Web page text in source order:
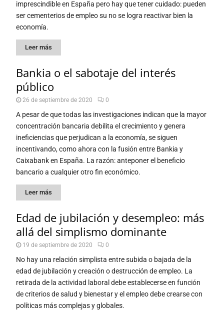
imprescindible en España pero hay que tener cuidado: pueden
ser cementerios de empleo su no se logra reactivar bien la
economía.
Leer más
Bankia o el sabotaje del interés
público
26 de septiembre de 2020 0
A pesar de que todas las investigaciones indican que la mayor
concentración bancaria debilita el crecimiento y genera
ineficiencias que perjudican a la economía, se siguen
incentivando, como ahora con la fusión entre Bankia y
Caixabank en España. La razón: anteponer el beneficio
bancario a cualquier otro fin económico.
Leer más
Edad de jubilación y desempleo: más
allá del simplismo dominante
19 de septiembre de 2020 0
No hay una relación simplista entre subida o bajada de la
edad de jubilación y creación o destrucción de empleo. La
retirada de la actividad laboral debe establecerse en función
de criterios de salud y bienestar y el empleo debe crearse con
políticas más complejas y globales.